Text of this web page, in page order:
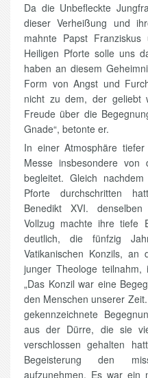
Da die Unbefleckte
dieser Verheißung und
mahnte Papst
Heiligen Pforte solle uns
haben an diesem
Form von Angst und
nicht zu dem, der geliebt
Freude über die
Gnade“, betonte er.
In einer Atmosphäre
Messe insbesondere
begleitet. Gleich
Pforte durchschritten
Benedikt XVI.
Vollzug machte ihre tiefe
deutlich, die fünfzig
Vatikanischen Konzils,
junger Theologe
„Das Konzil war eine
den Menschen unserer
gekennzeichnete
aus der Dürre, die sie
verschlossen gehalten
Begeisterung den
aufzunehmen. Es war ein